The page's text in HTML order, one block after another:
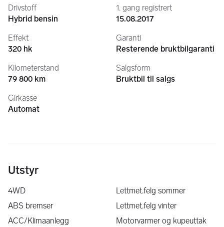
MG i Hallingdal. I tillegg har vi en bruktbil avdeling i Hønefoss,
kan levere bilen der etter avtale.
Ta kontakt for en hyggelig bilprat!
Bilplaneten AS
v/ Stian Jorde
Drivstoff
Hybrid bensin
Effekt
320 hk
Kilometerstand
79 800 km
Girkasse
Automat
1. gang registrert
15.08.2017
Garanti
Resterende bruktbilgaranti
Salgsform
Bruktbil til salgs
Utstyr
4WD
ABS bremser
ACC/Klimaanlegg
Lettmet.felg sommer
Lettmet.felg vinter
Motorvarmer og kupeuttak